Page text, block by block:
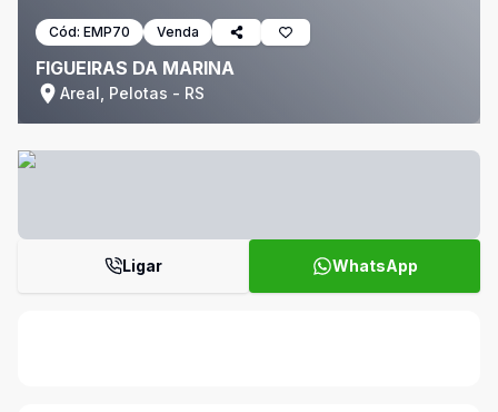
Cód: EMP70 Venda
FIGUEIRAS DA MARINA
Areal, Pelotas - RS
Ligar WhatsApp